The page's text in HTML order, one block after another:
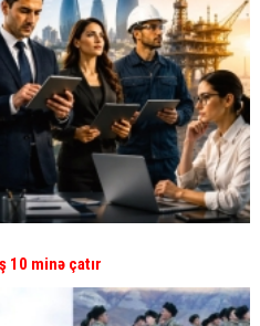
10 minə çatır